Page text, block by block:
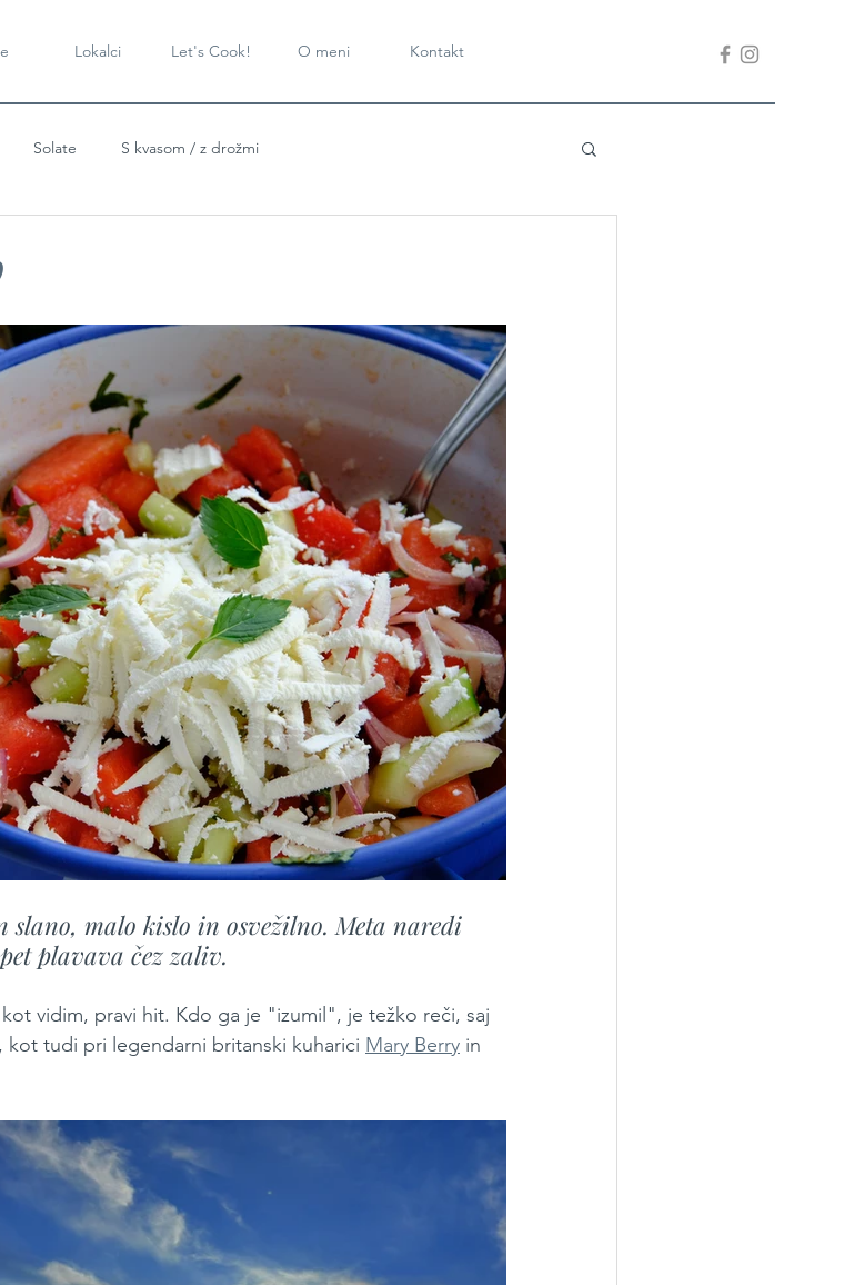
Lokalci Let's Cook! O meni Kontakt
Solate S kvasom / z drožmi
slano, malo kislo in osvežilno. Meta naredi
plavava čez zaliv.
vidim, pravi hit. Kdo ga je "izumil", je težko reči, saj
, kot tudi pri legendarni britanski kuharici Mary Berry in